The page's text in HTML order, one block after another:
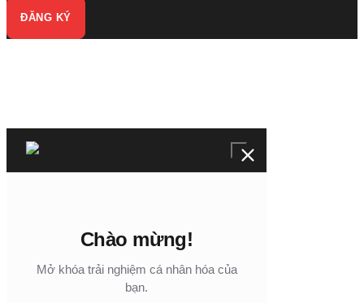
ĐĂNG KÝ
Chào mừng!
Mở khóa trải nghiệm cá nhân hóa của
bạn.